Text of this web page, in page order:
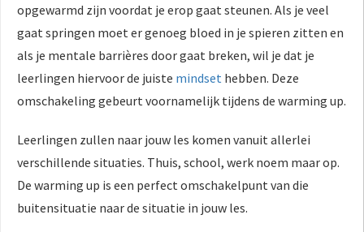
opgewarmd zijn voordat je erop gaat steunen. Als je veel
gaat springen moet er genoeg bloed in je spieren zitten en
als je mentale barrières door gaat breken, wil je dat je
leerlingen hiervoor de juiste mindset hebben. Deze
omschakeling gebeurt voornamelijk tijdens de warming up.
Leerlingen zullen naar jouw les komen vanuit allerlei
verschillende situaties. Thuis, school, werk noem maar op.
De warming up is een perfect omschakelpunt van die
buitensituatie naar de situatie in jouw les.